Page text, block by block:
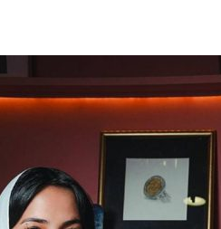
ل
ى
X
ر
ي
د
ا
إ
ل
ك
ت